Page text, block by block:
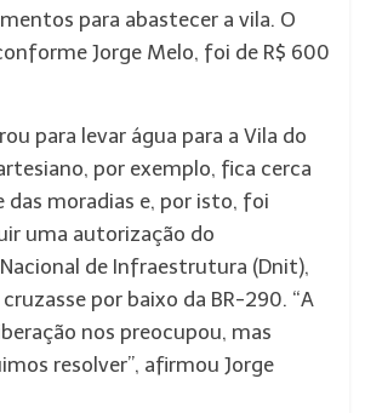
para abastecer a vila. O
Jorge Melo, foi de R$ 600
para levar água para a Vila do
por exemplo, fica cerca
das moradias e, por isto, foi
uma autorização do
de Infraestrutura (Dnit),
por baixo da BR-290. “A
nos preocupou, mas
resolver”, afirmou Jorge